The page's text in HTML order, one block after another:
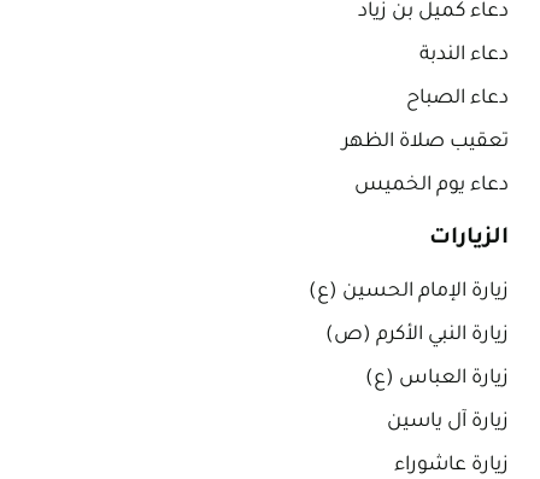
دعاء كميل بن زياد
دعاء الندبة
دعاء الصباح
تعقيب صلاة الظهر
دعاء يوم الخميس
الزيارات
زيارة الإمام الحسين (ع)
زيارة النبي الأكرم (ص)
زيارة العباس (ع)
زيارة آل ياسين
زيارة عاشوراء